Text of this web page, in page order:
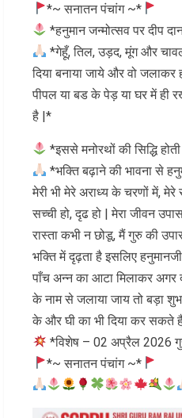
*~ सनातन पंचांग ~*
*हनुमान जन्मोत्सव पर दीप
*गेहूँ, तिल, उड़द, मूंग और
दिया बनाया जाये और वो जलाकर
पीपल या बड के पेड़ या घर में ही
है |*
*इससे मनोरथों की सिद्धि
*भक्ति बढ़ाने की भावना से
मेरी भी मेरे अराध्य के चरणों में,
सच्ची हो, दृढ हो | मेरा जीवन
रास्ता कभी न छोडू, मैं गुरु की
भक्ति में दृढ़ता है इसलिए
पाँच अन्न का आटा मिलाकर अगर
के नाम से जलाया जाय तो बड़ा
के और घी का भी दिया कर सकते
*विशेष – 02 अप्रैल 2026
*~ सनातन पंचांग ~*